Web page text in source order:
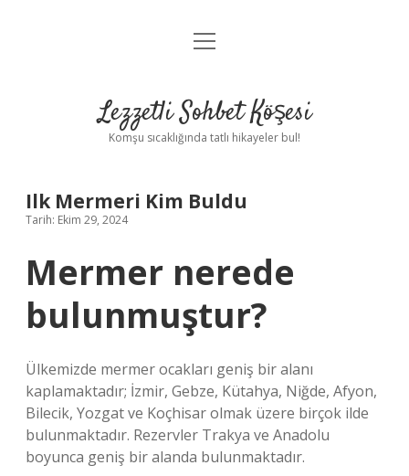
Anasayfa
Yasal Uyarı
menüyü
Lezzetli Sohbet Köşesi
Komşu sıcaklığında tatlı hikayeler bul!
Ilk Mermeri Kim Buldu
Tarih: Ekim 29, 2024
Mermer nerede
bulunmuştur?
Ülkemizde mermer ocakları geniş bir alanı
kaplamaktadır; İzmir, Gebze, Kütahya, Niğde, Afyon,
Bilecik, Yozgat ve Koçhisar olmak üzere birçok ilde
bulunmaktadır. Rezervler Trakya ve Anadolu
boyunca geniş bir alanda bulunmaktadır.